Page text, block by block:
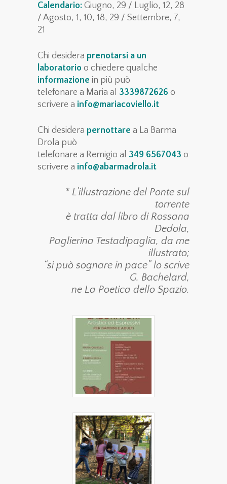
Calendario: Giugno, 29 / Luglio, 12, 28
/ Agosto, 1, 10, 18, 29 / Settembre, 7,
21
Chi desidera prenotarsi a un
laboratorio o chiedere qualche
informazione in più può
telefonare a Maria al 3339872626 o
scrivere a info@mariacoviello.it
Chi desidera pernottare a La Barma
Drola può
telefonare a Remigio al 349 6567043 o
scrivere a info@abarmadrola.it
* L’illustrazione del Ponte sul
torrente
è tratta dal libro di Rossana
Dedola,
Paglierina Testadipaglia, da me
illustrato;
“si può sognare in pace” lo scrive
G. Bachelard,
ne La Poetica dello Spazio.